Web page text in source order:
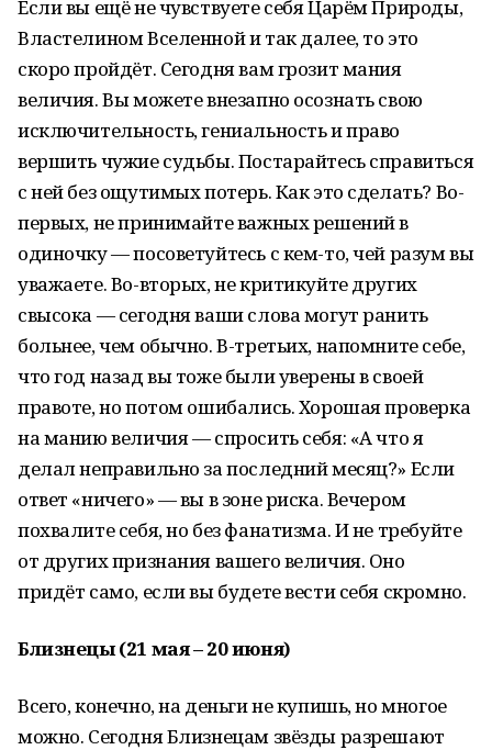
Если вы ещё не чувствуете себя Царём Природы,
Властелином Вселенной и так далее, то это
скоро пройдёт. Сегодня вам грозит мания
величия. Вы можете внезапно осознать свою
исключительность, гениальность и право
вершить чужие судьбы. Постарайтесь справиться
с ней без ощутимых потерь. Как это сделать? Во-
первых, не принимайте важных решений в
одиночку — посоветуйтесь с кем-то, чей разум вы
уважаете. Во-вторых, не критикуйте других
свысока — сегодня ваши слова могут ранить
больнее, чем обычно. В-третьих, напомните себе,
что год назад вы тоже были уверены в своей
правоте, но потом ошибались. Хорошая проверка
на манию величия — спросить себя: «А что я
делал неправильно за последний месяц?» Если
ответ «ничего» — вы в зоне риска. Вечером
похвалите себя, но без фанатизма. И не требуйте
от других признания вашего величия. Оно
придёт само, если вы будете вести себя скромно.
Близнецы (21 мая – 20 июня)
Всего, конечно, на деньги не купишь, но многое
можно. Сегодня Близнецам звёзды разрешают